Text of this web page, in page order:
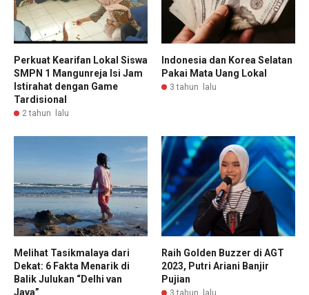
Perkuat Kearifan Lokal Siswa
SMPN 1 Mangunreja Isi Jam
Istirahat dengan Game
Tardisional
2 tahun lalu
Indonesia dan Korea Selatan
Pakai Mata Uang Lokal
3 tahun lalu
Melihat Tasikmalaya dari
Dekat: 6 Fakta Menarik di
Balik Julukan “Delhi van
Java”
Raih Golden Buzzer di AGT
2023, Putri Ariani Banjir
Pujian